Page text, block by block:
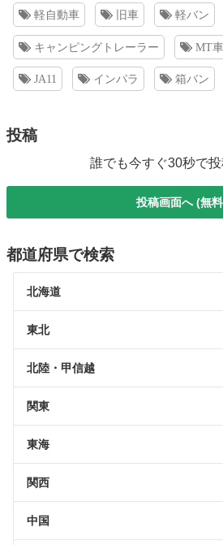
軽自動車 旧車 軽バン
キャンピングトレーラー MT車
JA11 インパラ 箱バン
投稿
誰でも今すぐ30秒で
投稿画面へ (無
都道府県で検索
北海道
東北
北陸・甲信越
関東
東海
関西
中国